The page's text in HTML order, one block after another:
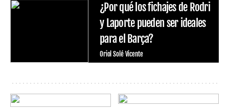
¿Por qué los fichajes de Rodri
y Laporte pueden ser ideales
para el Barça?
Oriol Solé Vicente